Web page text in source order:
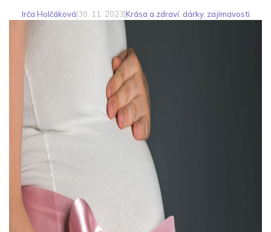
Irča Holčáková|30. 11. 2023|Krása a zdraví, dárky, zajímavosti